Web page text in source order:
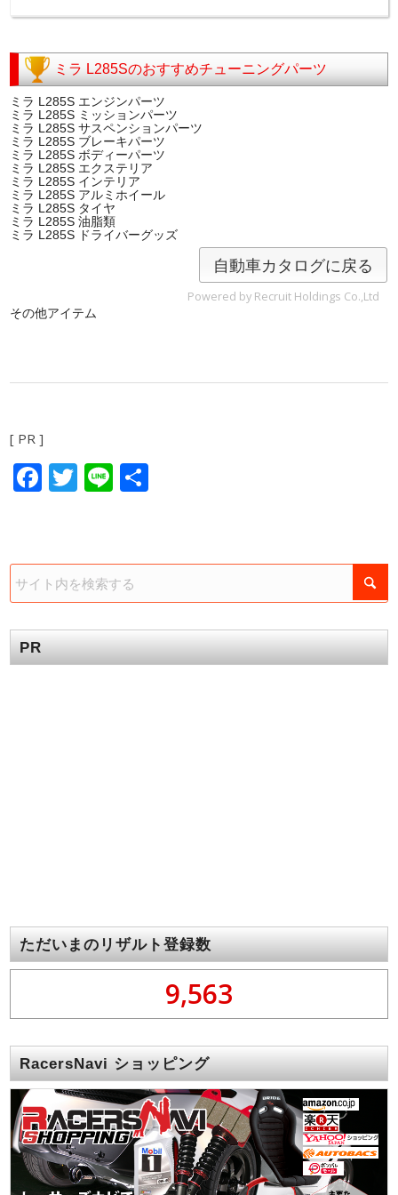
ミラ L285Sのおすすめチューニングパーツ
ミラ L285S エンジンパーツ
ミラ L285S ミッションパーツ
ミラ L285S サスペンションパーツ
ミラ L285S ブレーキパーツ
ミラ L285S ボディーパーツ
ミラ L285S エクステリア
ミラ L285S インテリア
ミラ L285S アルミホイール
ミラ L285S タイヤ
ミラ L285S 油脂類
ミラ L285S ドライバーグッズ
自動車カタログに戻る
Powered by Recruit Holdings Co.,Ltd
その他アイテム
[ PR ]
Facebook
Twitter
Line
PR
ただいまのリザルト登録数
9,563
RacersNavi ショッピング